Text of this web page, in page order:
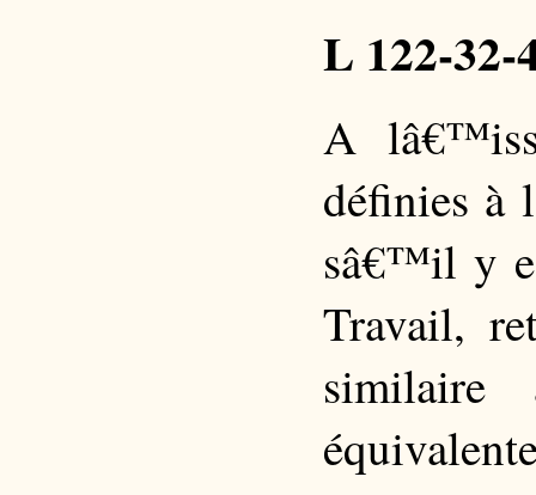
L 122-32-
A
définies à
sâ€™il y
Travail,
similaire